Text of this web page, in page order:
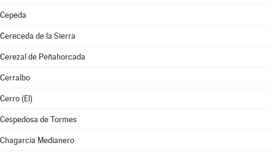
Cepeda
Cereceda de la Sierra
Cerezal de Peñahorcada
Cerralbo
Cerro (El)
Cespedosa de Tormes
Chagarcía Medianero